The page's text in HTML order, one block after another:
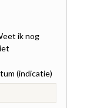
ik nog
(indicatie)